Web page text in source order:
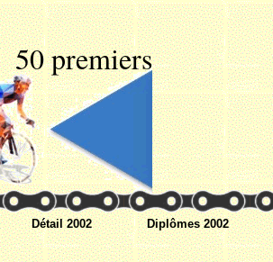
50 premiers
Détail 2002 Diplômes 2002